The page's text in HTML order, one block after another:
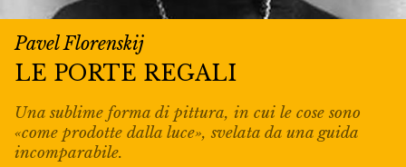
Pavel Florenskij
LE PORTE REGALI
Una sublime forma di pittura, in cui le cose sono
«come prodotte dalla luce», svelata da una guida
incomparabile.